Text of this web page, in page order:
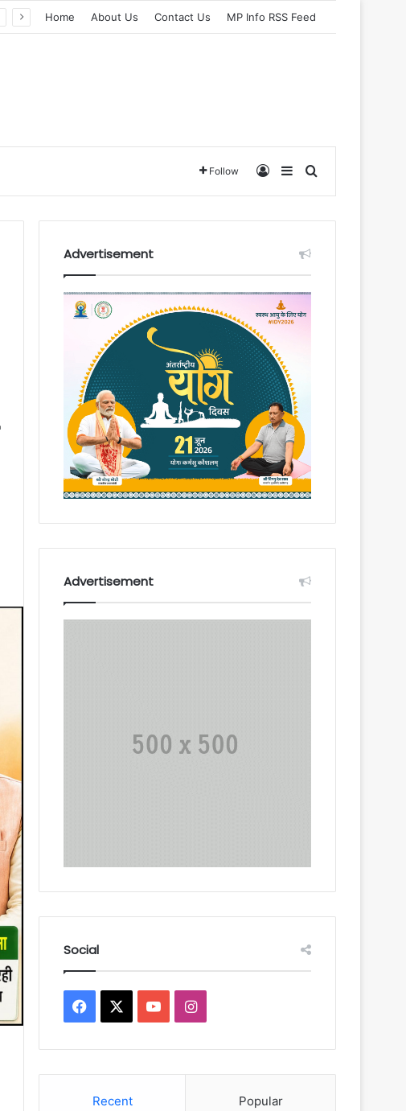
Home About Us Contact Us MP Info RSS Feed
Follow Log InSidebarSearch for
Advertisement
Advertisement
Social
Facebook YouTubeInstagram
Recent Popular